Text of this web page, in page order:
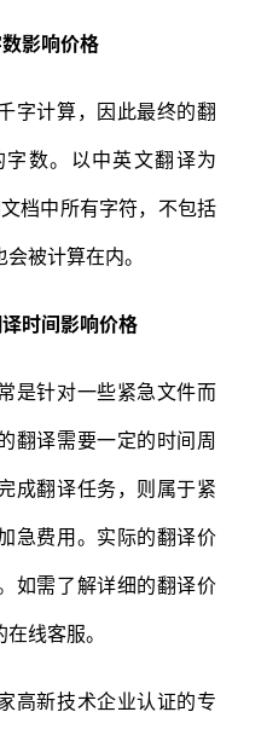
影响价格
计算，因此最终的翻
数。以中英文翻译为
档中所有字符，不包括
被计算在内。
时间影响价格
针对一些紧急文件而
翻译需要一定的时间周
成翻译任务，则属于紧
急费用。实际的翻译价
如需了解详细的翻译价
线客服。
新技术企业认证的专